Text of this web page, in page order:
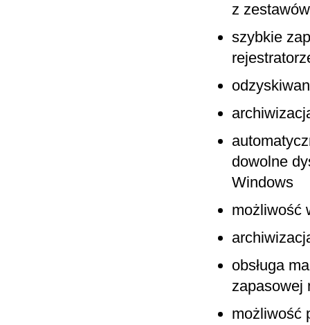
z
szybkie
dowolne
Windows
możliwość
obsługa
zapasowej
możliwość